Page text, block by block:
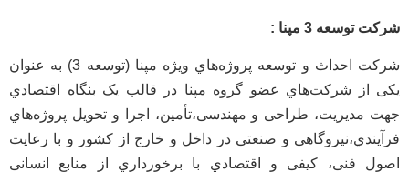
شرکت توسعه 3 مپنا :
شرکت احداث و توسعه پروژه‌هاي ویژه مپنا (توسعه 3) به عنوان
یکی از شرکت‌هاي عضو گروه مپنا در قالب یک بنگاه اقتصادي
جهت مدیریت، طراحی و مهندسی،تأمین، اجرا و تحویل پروژه‌هاي
فرآیندي،نیروگاهی و صنعتی در داخل و خارج از کشور و با رعایت
اصول فنی، کیفی و اقتصادي با برخورداري از منابع انسانی